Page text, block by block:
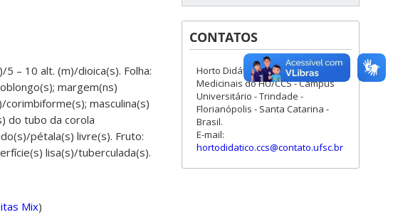
– 10 alt. (m)/dioica(s). Folha:
margem(ns)
masculina(s)
do tubo da corola
pétala(s) livre(s). Fruto:
lisa(s)/tuberculada(s).
Mix)
CONTATOS
Horto Didático de Plantas
Medicinais do HU/CCS - Campus
Universitário - Trindade -
Florianópolis - Santa Catarina -
Brasil.
E-mail:
hortodidatico.ccs@contato.ufsc.br